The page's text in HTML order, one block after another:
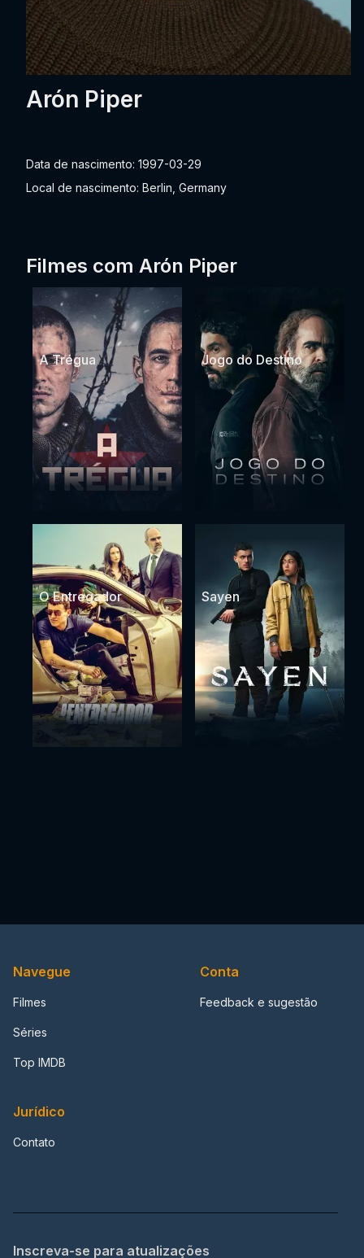
Arón Piper
Data de nascimento: 1997-03-29
Local de nascimento: Berlin, Germany
Filmes com Arón Piper
A Trégua Jogo do Destino
O Entregador Sayen
Navegue
Filmes
Séries
Top IMDB
Conta
Feedback e sugestão
Jurídico
Contato
Inscreva-se para atualizações